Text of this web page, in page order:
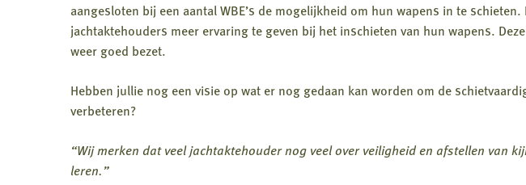
aangesloten bij een aantal WBE’s de mogelijkheid om hun wapens in te
jachtaktehouders meer ervaring te geven bij het inschieten van hun wapens.
weer goed bezet.
Hebben jullie nog een visie op wat er nog gedaan kan worden om de
verbeteren?
“Wij merken dat veel jachtaktehouder nog veel over veiligheid en afstellen van
leren.”